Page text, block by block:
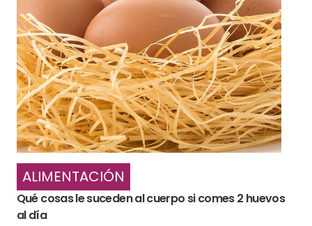
ALIMENTACIÓN
Qué cosas le suceden al cuerpo si comes 2 huevos
al día